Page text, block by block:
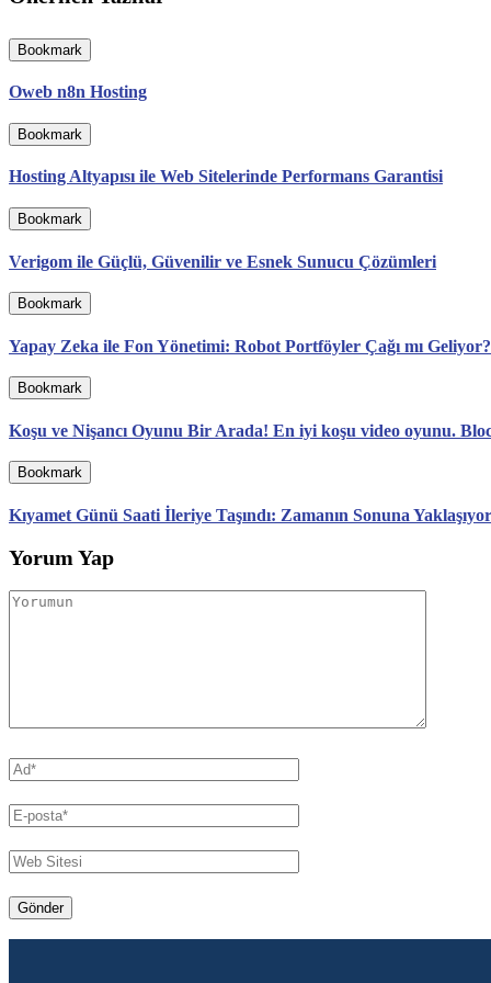
Bookmark
Oweb n8n Hosting
Bookmark
Hosting Altyapısı ile Web Sitelerinde Performans Garantisi
Bookmark
Verigom ile Güçlü, Güvenilir ve Esnek Sunucu Çözümleri
Bookmark
Yapay Zeka ile Fon Yönetimi: Robot Portföyler Çağı mı Geliyor?
Bookmark
Koşu ve Nişancı Oyunu Bir Arada! En iyi koşu video oyunu.
Bookmark
Kıyamet Günü Saati İleriye Taşındı: Zamanın Sonuna
Yorum Yap